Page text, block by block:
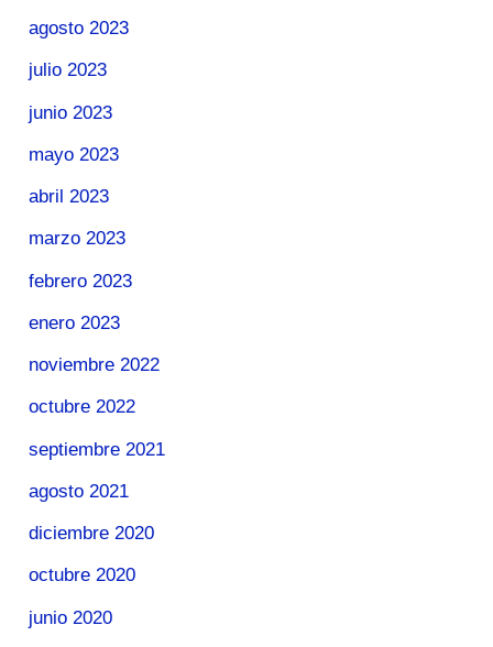
agosto 2023
julio 2023
junio 2023
mayo 2023
abril 2023
marzo 2023
febrero 2023
enero 2023
noviembre 2022
octubre 2022
septiembre 2021
agosto 2021
diciembre 2020
octubre 2020
junio 2020